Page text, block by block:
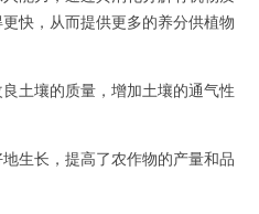
快，从而提供更多的养分供植物
壤的质量，增加土壤的通气性
长，提高了农作物的产量和品